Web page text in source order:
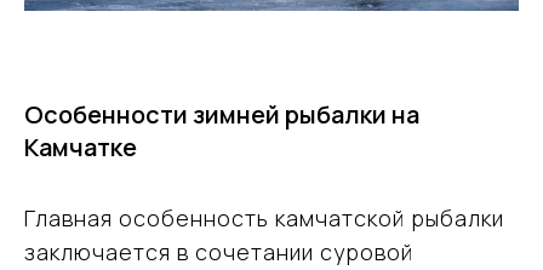
Особенности зимней рыбалки на
Камчатке
Главная особенность камчатской рыбалки
заключается в сочетании суровой